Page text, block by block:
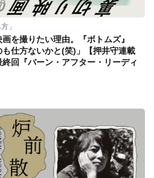
」
を撮りたい理由。『ボトムズ』
仕方ないかと(笑)」【押井守連載
終回『バーン・アフター・リーディ